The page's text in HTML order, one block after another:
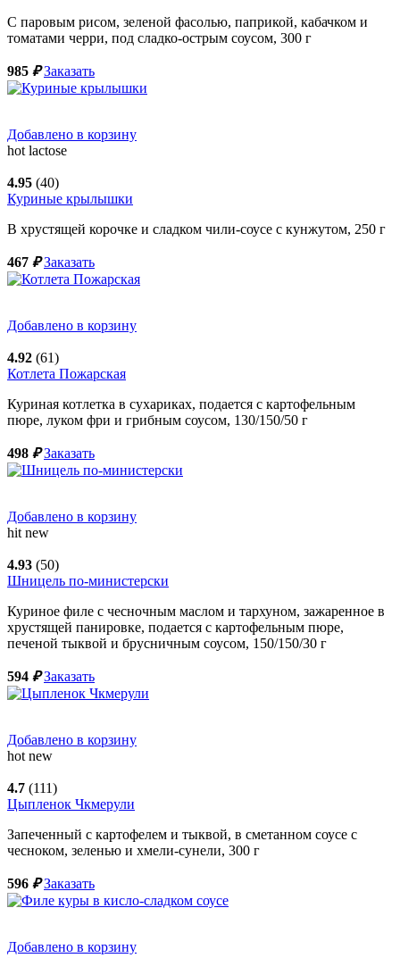
С паровым рисом, зеленой фасолью, паприкой, кабачком и
томатами черри, под сладко-острым соусом, 300 г
985 ₽ Заказать
Добавлено в корзину
hot lactose
4.95 (40)
Куриные крылышки
В хрустящей корочке и сладком чили-соусе с кунжутом, 250 г
467 ₽ Заказать
Добавлено в корзину
4.92 (61)
Котлета Пожарская
Куриная котлетка в сухариках, подается с картофельным
пюре, луком фри и грибным соусом, 130/150/50 г
498 ₽ Заказать
Добавлено в корзину
hit new
4.93 (50)
Шницель по-министерски
Куриное филе с чесночным маслом и тархуном, зажаренное в
хрустящей панировке, подается с картофельным пюре,
печеной тыквой и брусничным соусом, 150/150/30 г
594 ₽ Заказать
Добавлено в корзину
hot new
4.7 (111)
Цыпленок Чкмерули
Запеченный с картофелем и тыквой, в сметанном соусе с
чесноком, зеленью и хмели-сунели, 300 г
596 ₽ Заказать
Добавлено в корзину